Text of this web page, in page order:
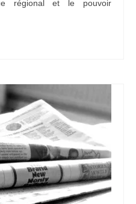
régional et le pouvoir